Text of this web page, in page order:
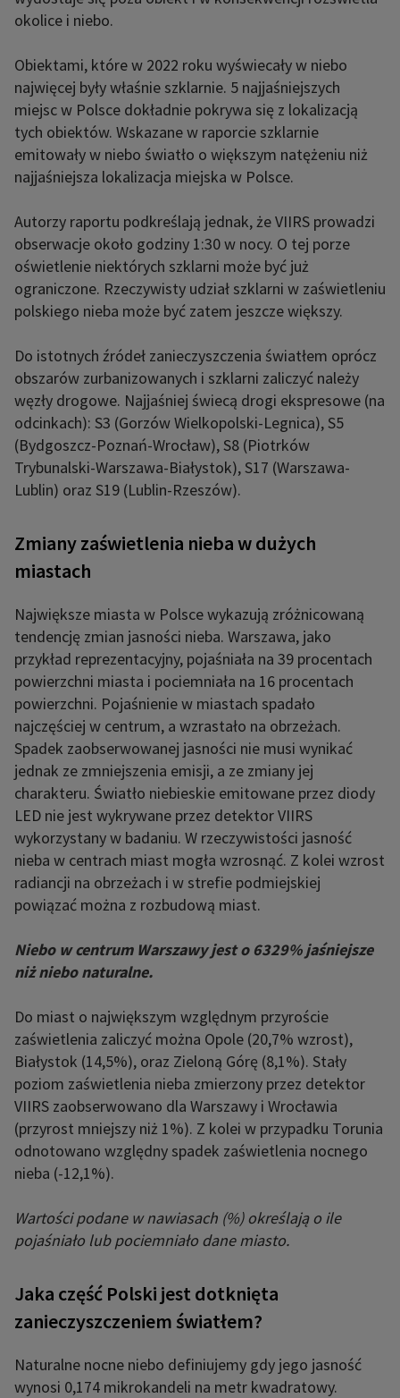
okolice i niebo.
Obiektami, które w 2022 roku wyświecały w niebo
najwięcej były właśnie szklarnie. 5 najjaśniejszych
miejsc w Polsce dokładnie pokrywa się z lokalizacją
tych obiektów. Wskazane w raporcie szklarnie
emitowały w niebo światło o większym natężeniu niż
najjaśniejsza lokalizacja miejska w Polsce.
Autorzy raportu podkreślają jednak, że VIIRS prowadzi
obserwacje około godziny 1:30 w nocy. O tej porze
oświetlenie niektórych szklarni może być już
ograniczone. Rzeczywisty udział szklarni w zaświetleniu
polskiego nieba może być zatem jeszcze większy.
Do istotnych źródeł zanieczyszczenia światłem oprócz
obszarów zurbanizowanych i szklarni zaliczyć należy
węzły drogowe. Najjaśniej świecą drogi ekspresowe (na
odcinkach): S3 (Gorzów Wielkopolski-Legnica), S5
(Bydgoszcz-Poznań-Wrocław), S8 (Piotrków
Trybunalski-Warszawa-Białystok), S17 (Warszawa-
Lublin) oraz S19 (Lublin-Rzeszów).
Zmiany zaświetlenia nieba w dużych
miastach
Największe miasta w Polsce wykazują zróżnicowaną
tendencję zmian jasności nieba. Warszawa, jako
przykład reprezentacyjny, pojaśniała na 39 procentach
powierzchni miasta i pociemniała na 16 procentach
powierzchni. Pojaśnienie w miastach spadało
najczęściej w centrum, a wzrastało na obrzeżach.
Spadek zaobserwowanej jasności nie musi wynikać
jednak ze zmniejszenia emisji, a ze zmiany jej
charakteru. Światło niebieskie emitowane przez diody
LED nie jest wykrywane przez detektor VIIRS
wykorzystany w badaniu. W rzeczywistości jasność
nieba w centrach miast mogła wzrosnąć. Z kolei wzrost
radiancji na obrzeżach i w strefie podmiejskiej
powiązać można z rozbudową miast.
Niebo w centrum Warszawy jest o 6329% jaśniejsze
niż niebo naturalne.
Do miast o największym względnym przyroście
zaświetlenia zaliczyć można Opole (20,7% wzrost),
Białystok (14,5%), oraz Zieloną Górę (8,1%). Stały
poziom zaświetlenia nieba zmierzony przez detektor
VIIRS zaobserwowano dla Warszawy i Wrocławia
(przyrost mniejszy niż 1%). Z kolei w przypadku Torunia
odnotowano względny spadek zaświetlenia nocnego
nieba (-12,1%).
Wartości podane w nawiasach (%) określają o ile
pojaśniało lub pociemniało dane miasto.
Jaka część Polski jest dotknięta
zanieczyszczeniem światłem?
Naturalne nocne niebo definiujemy gdy jego jasność
wynosi 0,174 mikrokandeli na metr kwadratowy.